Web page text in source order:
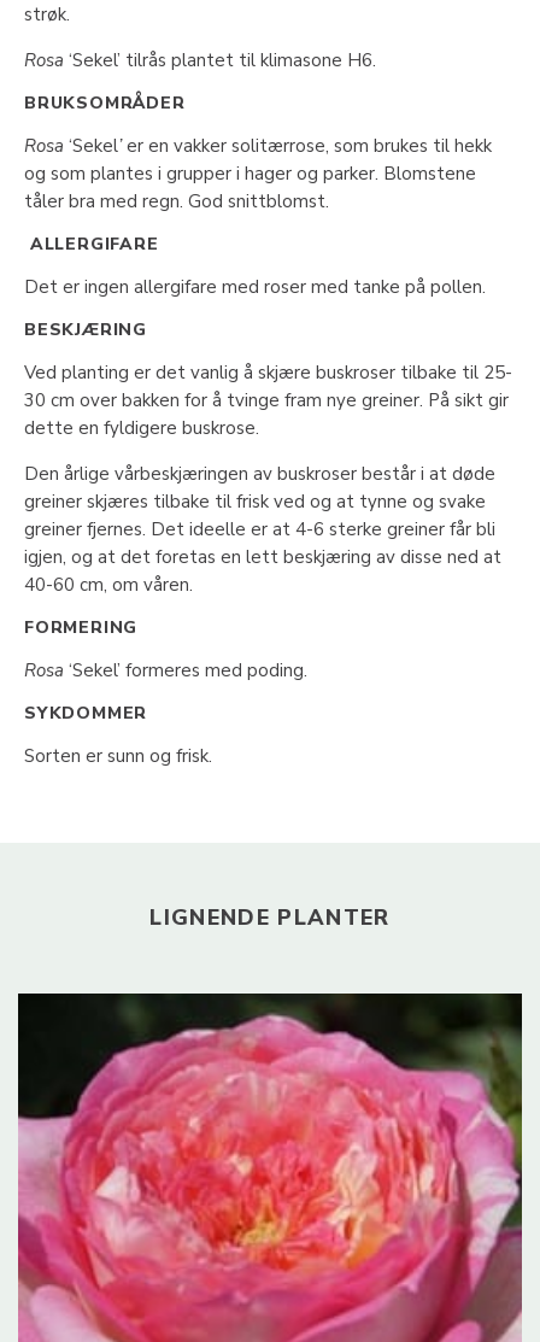
strøk.
Rosa ‘Sekel’ tilrås plantet til klimasone H6.
BRUKSOMRÅDER
Rosa ‘Sekel’er en vakker solitærrose, som brukes til hekk
og som plantes i grupper i hager og parker. Blomstene
tåler bra med regn. God snittblomst.
ALLERGIFARE
Det er ingen allergifare med roser med tanke på pollen.
BESKJÆRING
Ved planting er det vanlig å skjære buskroser tilbake til 25-
30 cm over bakken for å tvinge fram nye greiner. På sikt gir
dette en fyldigere buskrose.
Den årlige vårbeskjæringen av buskroser består i at døde
greiner skjæres tilbake til frisk ved og at tynne og svake
greiner fjernes. Det ideelle er at 4-6 sterke greiner får bli
igjen, og at det foretas en lett beskjæring av disse ned at
40-60 cm, om våren.
FORMERING
Rosa ‘Sekel’ formeres med poding.
SYKDOMMER
Sorten er sunn og frisk.
LIGNENDE PLANTER